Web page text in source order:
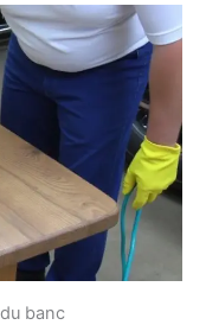
banc